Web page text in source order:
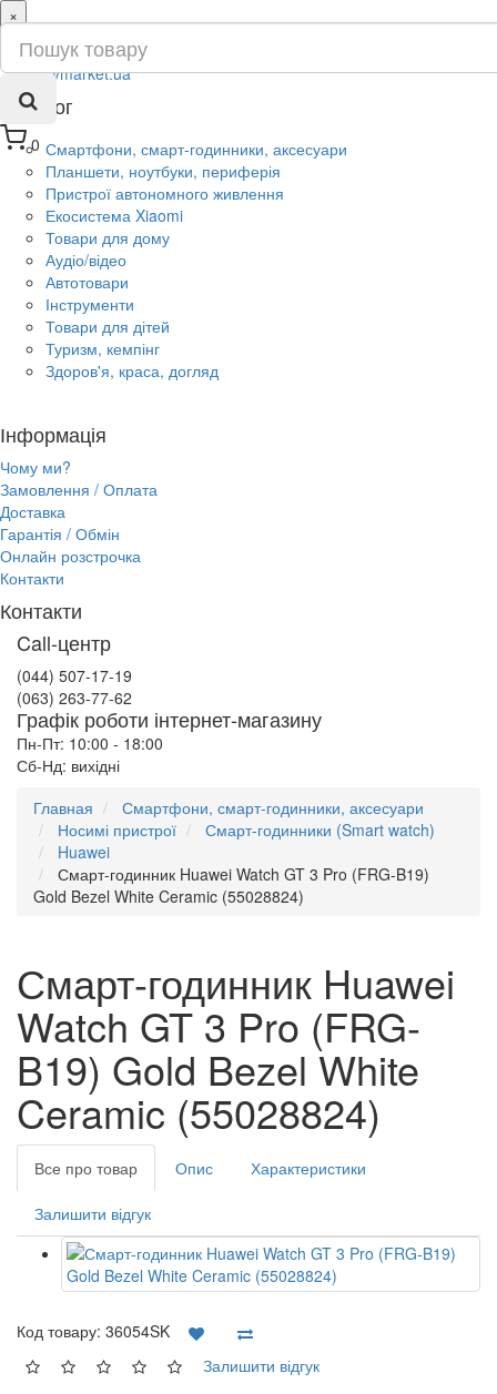
0
×
ru
ua
Каталог
Смартфони, смарт-годинники, аксесуари
Планшети, ноутбуки, периферія
Пристрої автономного живлення
Екосистема Xiaomi
Товари для дому
Аудіо/відео
Автотовари
Інструменти
Товари для дітей
Туризм, кемпінг
Здоров'я, краса, догляд
Інформація
Чому ми?
Замовлення / Оплата
Доставка
Гарантія / Обмін
Онлайн розстрочка
Контакти
Контакти
Call-центр
(044) 507-17-19
(063) 263-77-62
Графік роботи інтернет-магазину
Пн-Пт: 10:00 - 18:00
Сб-Нд: вихідні
Главная
Смартфони, смарт-годинники, аксесуари
Носимі пристрої
Смарт-годинники (Smart watch)
Huawei
Смарт-годинник Huawei Watch GT 3 Pro (FRG-B19)
Gold Bezel White Ceramic (55028824)
Смарт-годинник Huawei
Watch GT 3 Pro (FRG-
B19) Gold Bezel White
Ceramic (55028824)
Все про товар Опис Характеристики
Залишити відгук
Код товару: 36054SK
Залишити відгук